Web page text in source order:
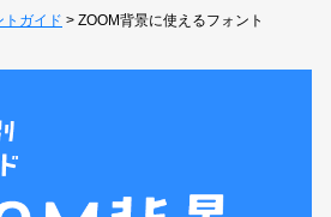
トガイド > ZOOM背景に使えるフォント